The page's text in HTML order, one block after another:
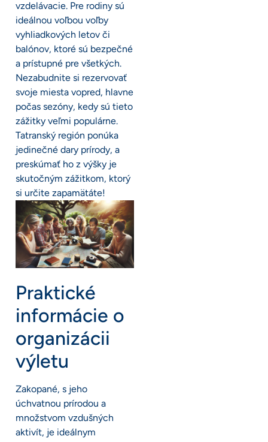
vzdelávacie. Pre rodiny sú
ideálnou voľbou voľby
vyhliadkových letov či
balónov, ktoré sú bezpečné
a prístupné pre všetkých.
Nezabudnite si rezervovať
svoje miesta vopred, hlavne
počas sezóny, kedy sú tieto
zážitky veľmi populárne.
Tatranský región ponúka
jedinečné dary prírody, a
preskúmať ho z výšky je
skutočným zážitkom, ktorý
si určite zapamätáte!
Praktické
informácie o
organizácii
výletu
Zakopané, s jeho
úchvatnou prírodou a
množstvom vzdušných
aktivít, je ideálnym